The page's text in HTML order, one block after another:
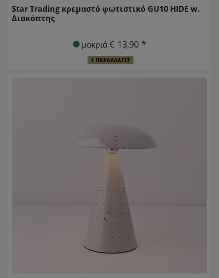
Star Trading κρεμαστό φωτιστικό GU10 HIDE w.
Διακόπτης
μακριά€ 13,90 *
1 ΠΑΡΑΛΛΑΓΈΣ